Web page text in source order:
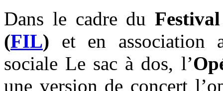
Dans le cadre du
(FIL) et en association
sociale Le sac à dos, l’
une version de concert